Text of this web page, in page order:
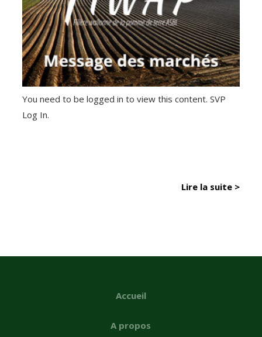
You need to be logged in to view this content. SVP
Log In.
Lire la suite >
Accueil
A propos